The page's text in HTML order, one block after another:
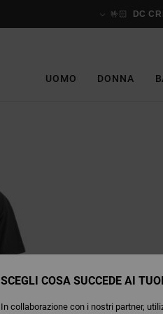
🤟🏻 DC
UOMO DONNA
SCEGLI COSA SUCCEDE AI
In collaborazione con i nostri partner,